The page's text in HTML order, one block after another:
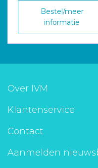
Bestel/meer
informatie
Over IVM
Klantenservice
Contact
Aanmelden